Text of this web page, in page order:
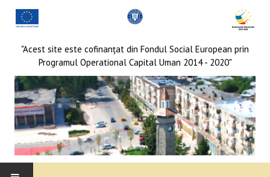
"Acest site este cofinanţat din Fondul Social European prin
Programul Operational Capital Uman 2014 - 2020"